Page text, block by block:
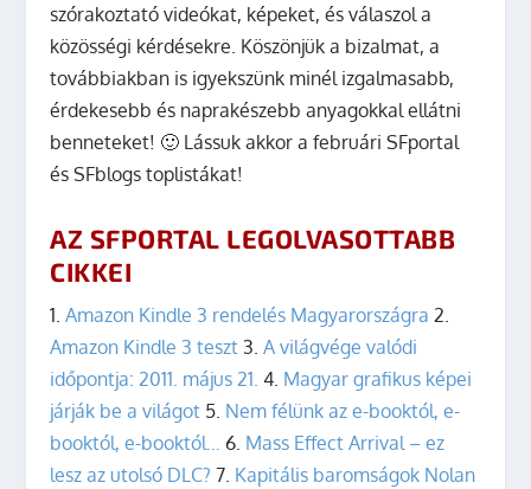
szórakoztató videókat, képeket, és válaszol a
közösségi kérdésekre. Köszönjük a bizalmat, a
továbbiakban is igyekszünk minél izgalmasabb,
érdekesebb és naprakészebb anyagokkal ellátni
benneteket! 🙂 Lássuk akkor a februári SFportal
és SFblogs toplistákat!
AZ SFPORTAL LEGOLVASOTTABB
CIKKEI
1. Amazon Kindle 3 rendelés Magyarországra 2.
Amazon Kindle 3 teszt 3.A világvége valódi
időpontja: 2011. május 21. 4. Magyar grafikus képei
járják be a világot 5. Nem félünk az e-booktól, e-
booktól, e-booktól…
6. Mass Effect Arrival – ez
lesz az utolsó DLC? 7. Kapitális baromságok Nolan